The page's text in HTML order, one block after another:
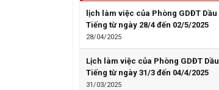
lịch làm việc của Phòng GDĐT Dầu
Tiếng từ ngày 28/4 đến 02/5/2025
28/04/2025
Lịch làm việc của Phòng GDĐT Dầu
Tiếng từ ngày 31/3 đến 04/4/2025
31/03/2025